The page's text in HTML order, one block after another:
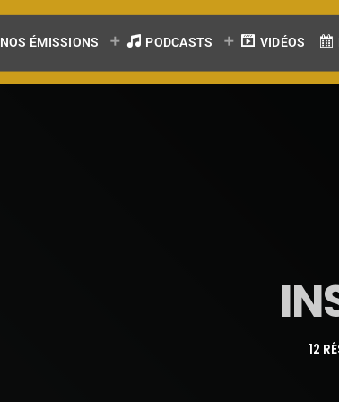
NOS ÉMISSIONS PODCASTS VIDÉOS
12